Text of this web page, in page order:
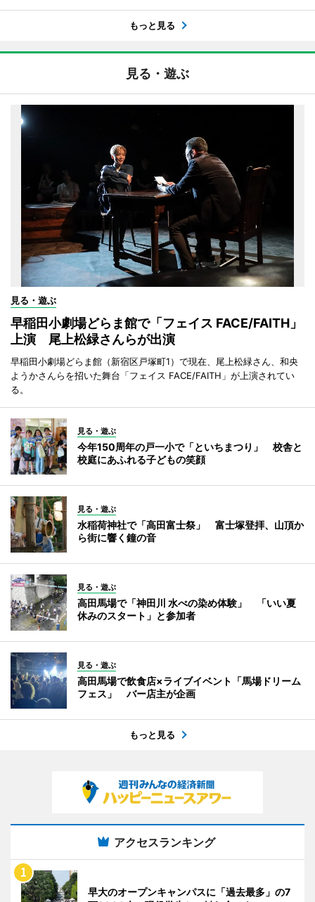
もっと見る
見る・遊ぶ
見る・遊ぶ
早稲田小劇場どらま館で「フェイス FACE/FAITH」
上演 尾上松緑さんらが出演
早稲田小劇場どらま館（新宿区戸塚町1）で現在、尾上松緑さん、和央
ようかさんらを招いた舞台「フェイス FACE/FAITH」が上演されてい
る。
見る・遊ぶ
今年150周年の戸一小で「といちまつり」 校舎と
校庭にあふれる子どもの笑顔
見る・遊ぶ
水稲荷神社で「高田富士祭」 富士塚登拝、山頂か
ら街に響く鐘の音
見る・遊ぶ
高田馬場で「神田川 水べの染め体験」 「いい夏
休みのスタート」と参加者
見る・遊ぶ
高田馬場で飲食店×ライブイベント「馬場ドリーム
フェス」 バー店主が企画
もっと見る
アクセスランキング
早大のオープンキャンパスに「過去最多」の7